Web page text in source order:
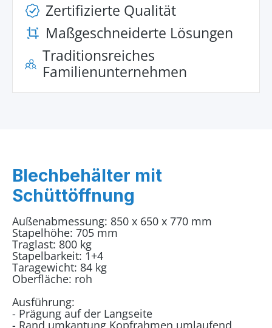
Zertifizierte Qualität
Maßgeschneiderte Lösungen
Traditionsreiches
Familienunternehmen
Blechbehälter mit
Schüttöffnung
Außenabmessung: 850 x 650 x 770 mm
Stapelhöhe: 705 mm
Traglast: 800 kg
Stapelbarkeit: 1+4
Taragewicht: 84 kg
Oberfläche: roh
Ausführung:
- Prägung auf der Langseite
- Rand umkantung Kopfrahmen umlaufend